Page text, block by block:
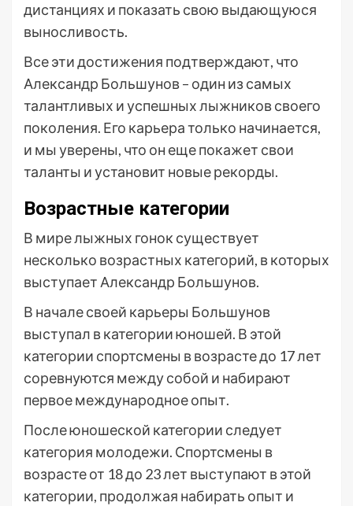
дистанциях и показать свою выдающуюся
выносливость.
Все эти достижения подтверждают, что
Александр Большунов – один из самых
талантливых и успешных лыжников своего
поколения. Его карьера только начинается,
и мы уверены, что он еще покажет свои
таланты и установит новые рекорды.
Возрастные категории
В мире лыжных гонок существует
несколько возрастных категорий, в которых
выступает Александр Большунов.
В начале своей карьеры Большунов
выступал в категории юношей. В этой
категории спортсмены в возрасте до 17 лет
соревнуются между собой и набирают
первое международное опыт.
После юношеской категории следует
категория молодежи. Спортсмены в
возрасте от 18 до 23 лет выступают в этой
категории, продолжая набирать опыт и